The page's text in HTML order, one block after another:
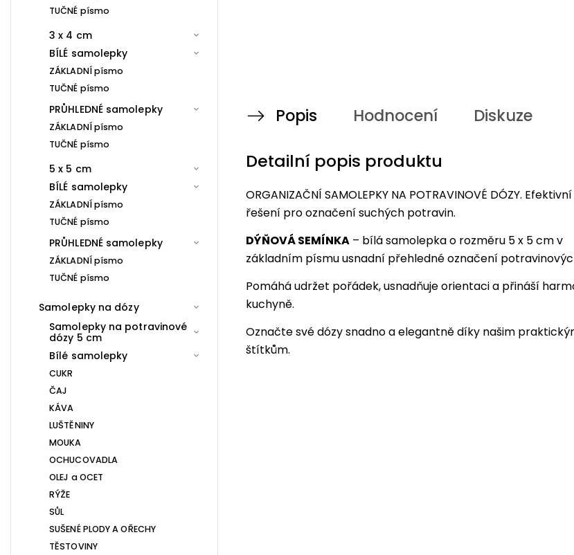
TUČNÉ písmo
3 x 4 cm
BÍLÉ samolepky
ZÁKLADNÍ písmo
TUČNÉ písmo
PRŮHLEDNÉ samolepky
ZÁKLADNÍ písmo
TUČNÉ písmo
5 x 5 cm
BÍLÉ samolepky
ZÁKLADNÍ písmo
TUČNÉ písmo
PRŮHLEDNÉ samolepky
ZÁKLADNÍ písmo
TUČNÉ písmo
Samolepky na dózy
Samolepky na potravinové
dózy 5 cm
Bílé samolepky
CUKR
ČAJ
KÁVA
LUŠTĚNINY
MOUKA
OCHUCOVADLA
OLEJ a OCET
RÝŽE
SŮL
SUŠENÉ PLODY A OŘECHY
TĚSTOVINY
Popis Hodnocení Diskuze
Detailní popis produktu
ORGANIZAČNÍ SAMOLEPKY NA POTRAVINOVÉ DÓZY. Efektivní
řešení pro označení suchých potravin.
DÝŇOVÁ SEMÍNKA – bílá samolepka o rozměru 5 x 5 cm v
základním písmu usnadní přehledné označení
Pomáhá udržet pořádek, usnadňuje orientaci a přináší
kuchyně.
Označte své dózy snadno a elegantně díky našim
štítkům.